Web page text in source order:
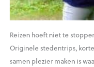
Reizen hoeft niet te
Originele stedentrips,
samen plezier maken is